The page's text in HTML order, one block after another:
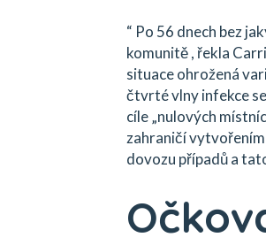
“ Po 56 dnech bez
komunitě , řekla
situace ohrožená
čtvrté vlny infekce
cíle „nulových
zahraničí
dovozu případů a